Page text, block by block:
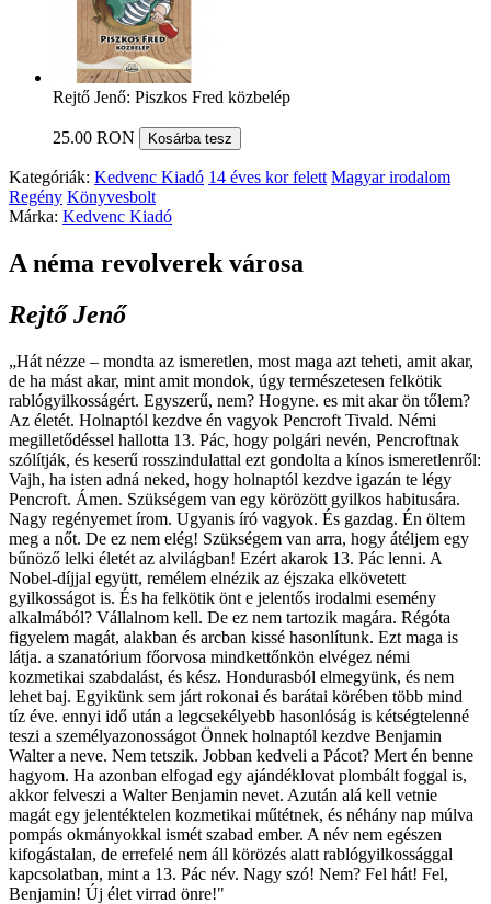
Rejtő Jenő: Piszkos Fred közbelép
25.00 RON Kosárba tesz
Kategóriák: Kedvenc Kiadó 14 éves kor felett Magyar irodalom
Regény Könyvesbolt
Márka: Kedvenc Kiadó
A néma revolverek városa
Rejtő Jenő
„Hát nézze – mondta az ismeretlen, most maga azt teheti, amit akar,
de ha mást akar, mint amit mondok, úgy természetesen felkötik
rablógyilkosságért. Egyszerű, nem? Hogyne. es mit akar ön tőlem?
Az életét. Holnaptól kezdve én vagyok Pencroft Tivald. Némi
megilletődéssel hallotta 13. Pác, hogy polgári nevén, Pencroftnak
szólítják, és keserű rosszindulattal ezt gondolta a kínos ismeretlenről:
Vajh, ha isten adná neked, hogy holnaptól kezdve igazán te légy
Pencroft. Ámen. Szükségem van egy körözött gyilkos habitusára.
Nagy regényemet írom. Ugyanis író vagyok. És gazdag. Én öltem
meg a nőt. De ez nem elég! Szükségem van arra, hogy átéljem egy
bűnöző lelki életét az alvilágban! Ezért akarok 13. Pác lenni. A
Nobel-díjjal együtt, remélem elnézik az éjszaka elkövetett
gyilkosságot is. És ha felkötik önt e jelentős irodalmi esemény
alkalmából? Vállalnom kell. De ez nem tartozik magára. Régóta
figyelem magát, alakban és arcban kissé hasonlítunk. Ezt maga is
látja. a szanatórium főorvosa mindkettőnkön elvégez némi
kozmetikai szabdalást, és kész. Hondurasból elmegyünk, és nem
lehet baj. Egyikünk sem járt rokonai és barátai körében több mind
tíz éve. ennyi idő után a legcsekélyebb hasonlóság is kétségtelenné
teszi a személyazonosságot Önnek holnaptól kezdve Benjamin
Walter a neve. Nem tetszik. Jobban kedveli a Pácot? Mert én benne
hagyom. Ha azonban elfogad egy ajándéklovat plombált foggal is,
akkor felveszi a Walter Benjamin nevet. Azután alá kell vetnie
magát egy jelentéktelen kozmetikai műtétnek, és néhány nap múlva
pompás okmányokkal ismét szabad ember. A név nem egészen
kifogástalan, de errefelé nem áll körözés alatt rablógyilkossággal
kapcsolatban, mint a 13. Pác név. Nagy szó! Nem? Fel hát! Fel,
Benjamin! Új élet virrad önre!"